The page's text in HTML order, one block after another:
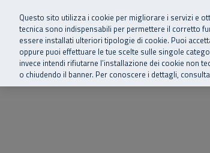
Vai al menu principale
Vai al contenuto principale
Vai al Footer
SuperAbile - il Contact Center Inail per il mondo
Home Chi siamo
Questo sito utilizza i cookie per migliorare i servizi e
tecnica sono indispensabili per permettere il corretto
essere installati ulteriori tipologie di cookie. Puoi
oppure puoi effettuare le tue scelte sulle singole
invece intendi rifiutarne l’installazione dei cookie non
o chiudendo il banner. Per conoscere i dettagli,